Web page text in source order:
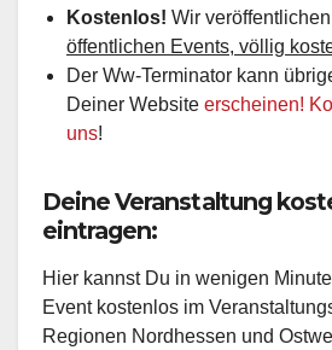
Kostenlos! Wir
öffentlichen Events, völlig
Der Ww-Terminator kann
Deiner Website erscheinen!
uns!
Deine Veranstaltung
eintragen:
Hier kannst Du in wenigen
Event kostenlos im
Regionen Nordhessen und